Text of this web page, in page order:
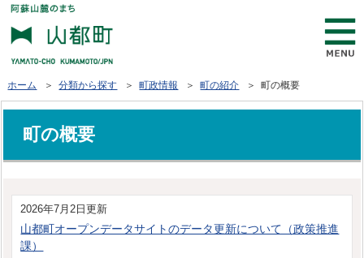
ホーム ＞分類から探す ＞町政情報 ＞町の紹介 ＞ 町の概要
町の概要
2026年7月2日更新
山都町オープンデータサイトのデータ更新について（政策推進
課）